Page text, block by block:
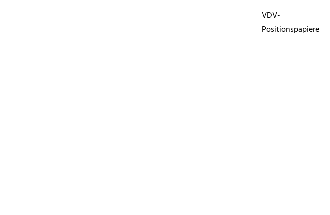
VDV-
Positionspapiere